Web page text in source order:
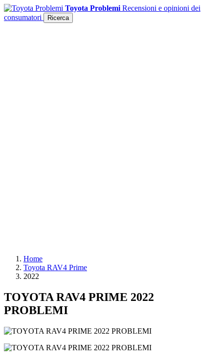
Toyota Problemi Recensioni e opinioni dei
consumatori
Ricerca
Home
Toyota RAV4 Prime
2022
TOYOTA RAV4 PRIME 2022
PROBLEMI